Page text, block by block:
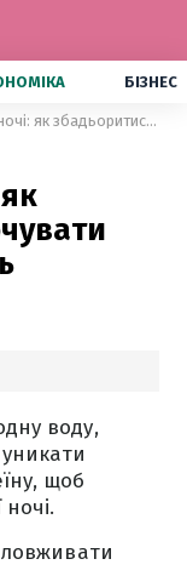
БІЗНЕС
Після безсонної ночі: як збадьоритися, аби почувати себе добре увесь день
воду,
щоб